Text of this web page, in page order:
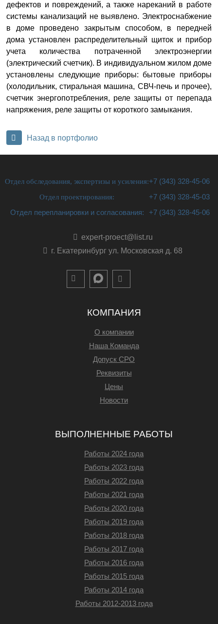
дефектов и повреждений, а также нареканий в работе
системы канализаций не выявлено. Электроснабжение
в доме проведено закрытым способом, в передней
дома установлен распределительный щиток и прибор
учета количества потраченной электроэнергии
(электрический счетчик). В индивидуальном жилом доме
установлены следующие приборы: бытовые приборы
(холодильник, стиральная машина, СВЧ-печь и прочее),
счетчик энергопотребления, реле защиты от перепада
напряжения, реле защиты от короткого замыкания.
Назад в портфолио
Отдел обследования, экспертизы и усиления:+7 (343) 328-45-06
Отдел проектирования:
+7 (343) 328-45-03
Отдел перепланировки и согласования:
+7 (343) 328-45-06
expert-proect@list.ru
г. Екатеринбург ул. Московская д. 68
КОМПАНИЯ
О компании
Наша Команда
Допуск СРО
Реквизиты
Цены
Новости
ВЫПОЛНЕННЫЕ РАБОТЫ
Работы 2024 года
Работы 2023 года
Работы 2022 года
Работы 2021 года
Работы 2020 года
Работы 2019 года
Работы 2018 года
Работы 2017 года
Работы 2016 года
Работы 2015 года
Работы 2014 года
Работы 2012-2013 года